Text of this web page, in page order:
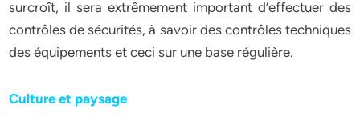
surcroît, il sera extrêmement important d’effectuer des
contrôles de sécurités, à savoir des contrôles techniques
des équipements et ceci sur une base régulière.
Culture et paysage